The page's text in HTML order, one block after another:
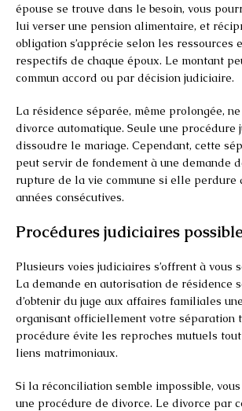
épouse se trouve dans le besoin, vous
lui verser une pension alimentaire, et
obligation s’apprécie selon les ressources
respectifs de chaque époux. Le montant
commun accord ou par décision judiciaire.
La résidence séparée, même prolongée,
divorce automatique. Seule une procédure
dissoudre le mariage. Cependant, cette
peut servir de fondement à une demande
rupture de la vie commune si elle perdure
années consécutives.
Procédures judiciaires
Plusieurs voies judiciaires s’offrent à vous
La demande en autorisation de résidence
d’obtenir du juge aux affaires familiales
organisant officiellement votre séparation
procédure évite les reproches mutuels
liens matrimoniaux.
Si la réconciliation semble impossible,
une procédure de divorce. Le divorce par